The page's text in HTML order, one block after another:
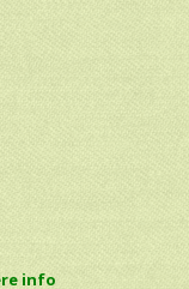
info